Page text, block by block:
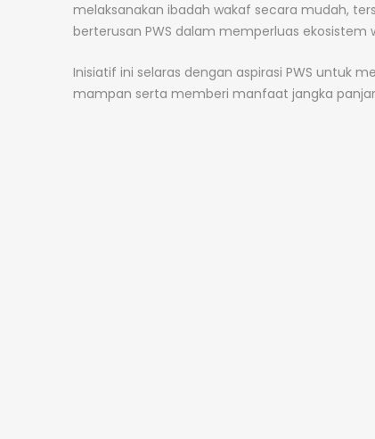
melaksanakan ibadah wakaf secara mudah,
berterusan PWS dalam memperluas
Inisiatif ini selaras dengan aspirasi PWS untuk
mampan serta memberi manfaat jangka